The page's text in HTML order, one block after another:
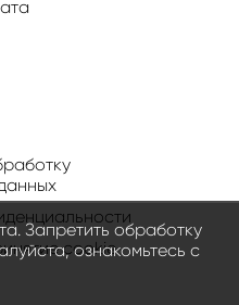
cookie
Запретить обработку
ознакомьтесь с